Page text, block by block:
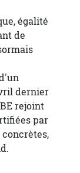
égalité
de
dernier
rejoint
par